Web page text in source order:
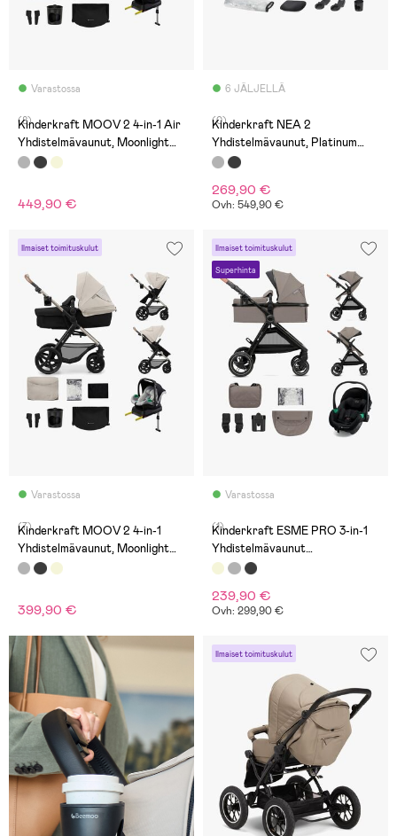
Varastossa
(8)
Kinderkraft MOOV 2 4-in-1 Air
Yhdistelmävaunut, Moonlight
Grey
449,90 €
6 JÄLJELLÄ
(0)
Kinderkraft NEA 2
Yhdistelmävaunut, Platinum
Grey
269,90 €
Ovh: 549,90 €
Ilmaiset toimituskulut
Varastossa
(7)
Kinderkraft MOOV 2 4-in-1
Yhdistelmävaunut, Moonlight
Grey
399,90 €
Ilmaiset toimituskulut
Superhinta
Varastossa
(1)
Kinderkraft ESME PRO 3-in-1
Yhdistelmävaunut
Travelsystem, Sand Beige
239,90 €
Ovh: 299,90 €
Ilmaiset toimituskulut